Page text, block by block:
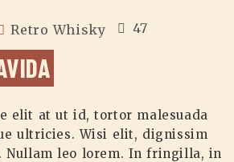
Retro Whisky 47
elit at ut id, tortor malesuada
ultricies. Wisi elit, dignissim
Nullam leo lorem. In fringilla, in